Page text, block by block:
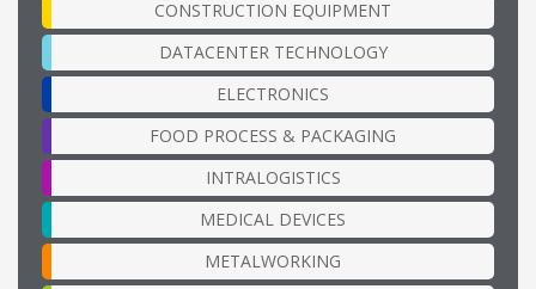
CONSTRUCTION EQUIPMENT
DATACENTER TECHNOLOGY
ELECTRONICS
FOOD PROCESS & PACKAGING
INTRALOGISTICS
MEDICAL DEVICES
METALWORKING